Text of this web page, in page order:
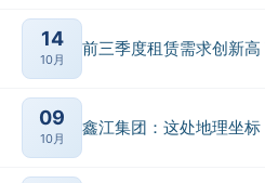
14
10月
前三季度租赁需求创新
09
10月
鑫江集团：这处地理坐